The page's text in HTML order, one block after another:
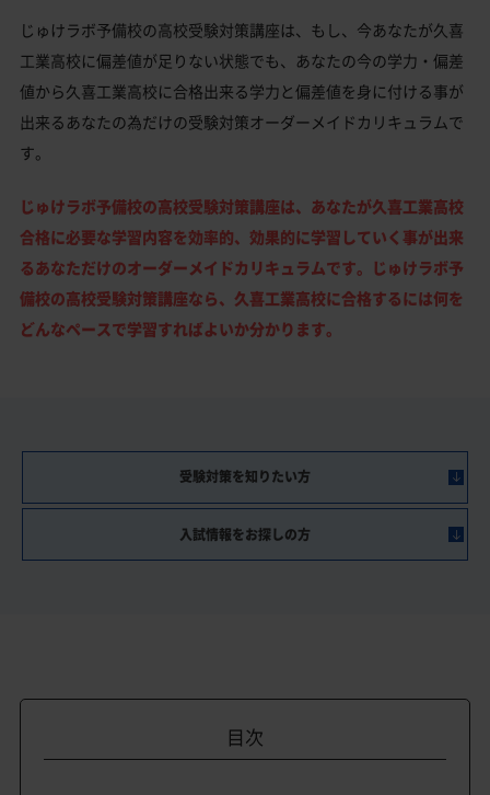
じゅけラボ予備校の高校受験対策講座は、もし、今あなたが久喜
工業高校に偏差値が足りない状態でも、あなたの今の学力・偏差
値から久喜工業高校に合格出来る学力と偏差値を身に付ける事が
出来るあなたの為だけの受験対策オーダーメイドカリキュラムで
す。
じゅけラボ予備校の高校受験対策講座は、あなたが久喜工業高校
合格に必要な学習内容を効率的、効果的に学習していく事が出来
るあなただけのオーダーメイドカリキュラムです。じゅけラボ予
備校の高校受験対策講座なら、久喜工業高校に合格するには何を
どんなペースで学習すればよいか分かります。
受験対策を知りたい方
入試情報をお探しの方
目次